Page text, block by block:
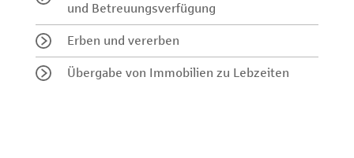
und Betreuungsverfügung
Erben und vererben
Übergabe von Immobilien zu Lebzeiten